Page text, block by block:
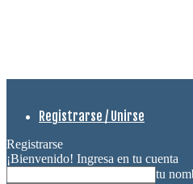
Registrarse / Unirse
Registrarse
¡Bienvenido! Ingresa en tu cuenta
tu